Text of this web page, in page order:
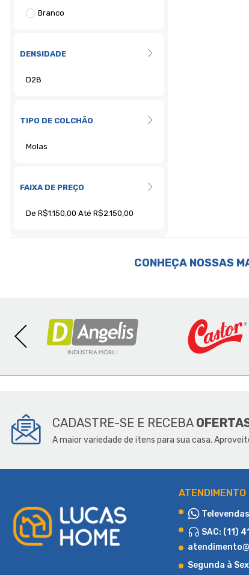
DENSIDADE
TIPO DE COLCHÃO
FAIXA DE PREÇO
CONHEÇA NOSSAS
CADASTRE-SE E RECEBA
A maior variedade de itens para sua casa.
ATENDIMENTO
SAC: (11)
Segunda à